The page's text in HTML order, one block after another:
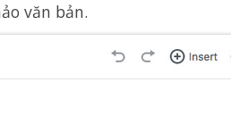
văn bản.